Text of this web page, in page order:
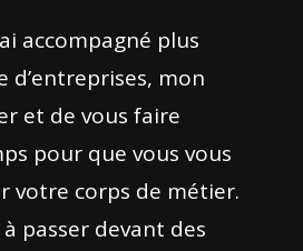
accompagné plus
d’entreprises, mon
et de vous faire
pour que vous vous
votre corps de métier.
passer devant des